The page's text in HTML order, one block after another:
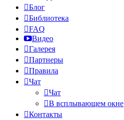
Блог
Библиотека
FAQ
Видео
Галерея
Партнеры
Правила
Чат
Чат
В всплывающем окне
Контакты